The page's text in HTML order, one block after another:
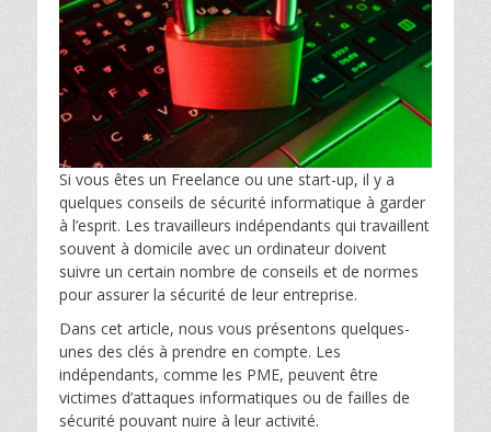
Si vous êtes un Freelance ou une start-up, il y a
quelques conseils de sécurité informatique à garder
à l’esprit. Les travailleurs indépendants qui travaillent
souvent à domicile avec un ordinateur doivent
suivre un certain nombre de conseils et de normes
pour assurer la sécurité de leur entreprise.
Dans cet article, nous vous présentons quelques-
unes des clés à prendre en compte. Les
indépendants, comme les PME, peuvent être
victimes d’attaques informatiques ou de failles de
sécurité pouvant nuire à leur activité.